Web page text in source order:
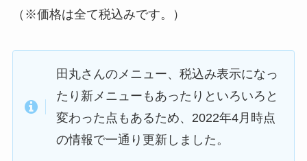
（※価格は全て税込みです。）
田丸さんのメニュー、税込み表示になっ
たり新メニューもあったりといろいろと
変わった点もあるため、2022年4月時点
の情報で一通り更新しました。